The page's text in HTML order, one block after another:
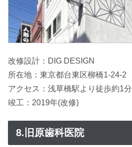
改修設計：DIG DESIGN
所在地：東京都台東区柳橋1-24-2
アクセス：浅草橋駅より徒歩約1分
竣工：2019年(改修)
8.旧原歯科医院